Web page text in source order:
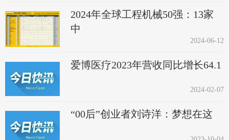
2024年全球工程机械50强：13家
中
2024-06-12
爱博医疗2023年营收同比增长64.1
2024-02-07
“00后”创业者刘诗洋：梦想在这